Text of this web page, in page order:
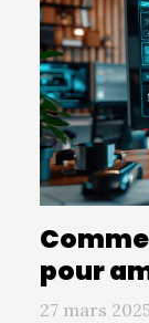
pour
client
27 mars